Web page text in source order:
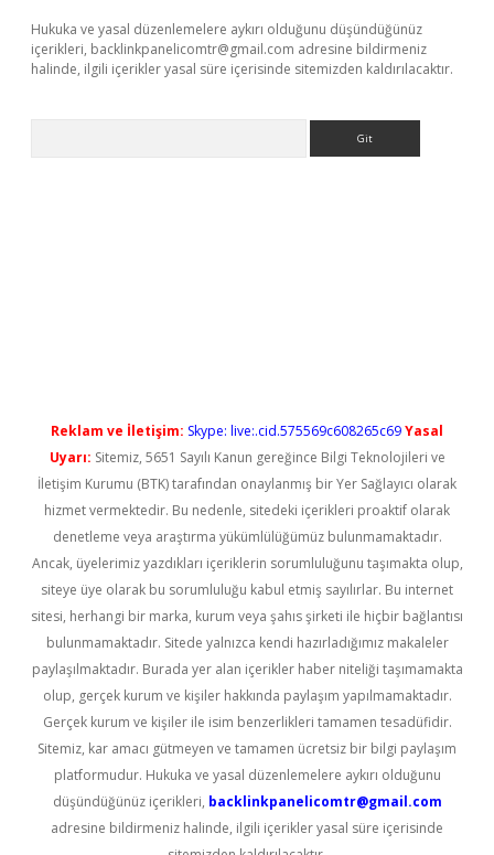
Hukuka ve yasal düzenlemelere aykırı olduğunu düşündüğünüz
içerikleri, backlinkpanelicomtr@gmail.com adresine bildirmeniz
halinde, ilgili içerikler yasal süre içerisinde sitemizden kaldırılacaktır.
Reklam ve İletişim: Skype: live:.cid.575569c608265c69Yasal
Uyarı: Sitemiz, 5651 Sayılı Kanun gereğince Bilgi Teknolojileri ve
İletişim Kurumu (BTK) tarafından onaylanmış bir Yer Sağlayıcı olarak
hizmet vermektedir. Bu nedenle, sitedeki içerikleri proaktif olarak
denetleme veya araştırma yükümlülüğümüz bulunmamaktadır.
Ancak, üyelerimiz yazdıkları içeriklerin sorumluluğunu taşımakta olup,
siteye üye olarak bu sorumluluğu kabul etmiş sayılırlar. Bu internet
sitesi, herhangi bir marka, kurum veya şahıs şirketi ile hiçbir bağlantısı
bulunmamaktadır. Sitede yalnızca kendi hazırladığımız makaleler
paylaşılmaktadır. Burada yer alan içerikler haber niteliği taşımamakta
olup, gerçek kurum ve kişiler hakkında paylaşım yapılmamaktadır.
Gerçek kurum ve kişiler ile isim benzerlikleri tamamen tesadüfidir.
Sitemiz, kar amacı gütmeyen ve tamamen ücretsiz bir bilgi paylaşım
platformudur. Hukuka ve yasal düzenlemelere aykırı olduğunu
düşündüğünüz içerikleri, backlinkpanelicomtr@gmail.com
adresine bildirmeniz halinde, ilgili içerikler yasal süre içerisinde